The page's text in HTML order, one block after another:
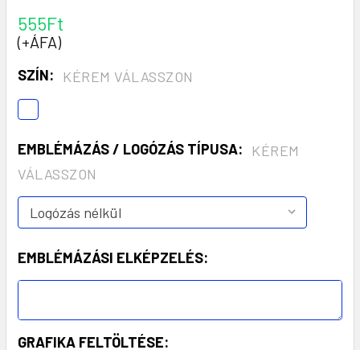
555Ft
(+ÁFA)
SZÍN: KÉREM VÁLASSZON
EMBLÉMÁZÁS / LOGÓZÁS TÍPUSA:
KÉREM
VÁLASSZON
EMBLÉMÁZÁSI ELKÉPZELÉS:
GRAFIKA FELTÖLTÉSE: